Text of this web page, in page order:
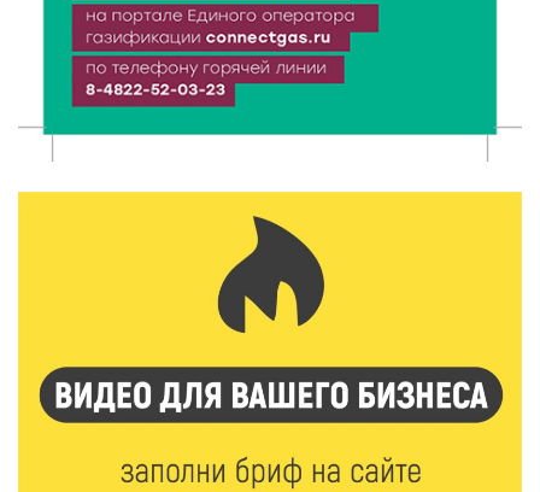
в парке
9 Авг 2026 11:13 318
2073
Тверские пенсионеры скажут «спасибо» интернету
577
медиков за их добрые сердца
В Твери росгвардейцы отметили День